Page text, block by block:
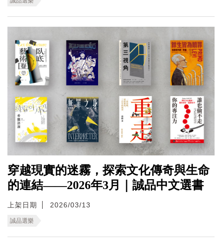
穿越現實的迷霧，探索文化傳奇與生命
的連結——2026年3月｜誠品中文選書
上架日期 2026/03/13
誠品選樂